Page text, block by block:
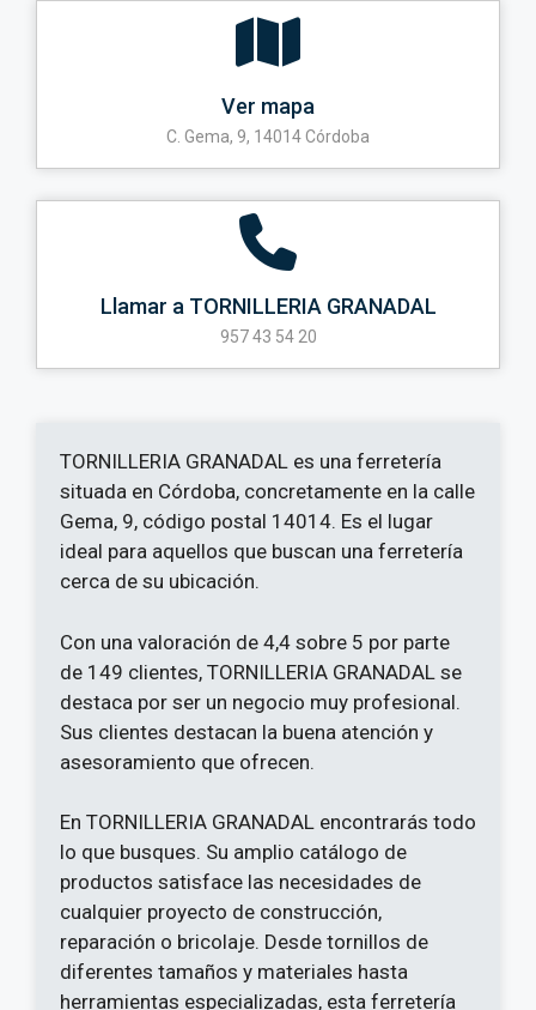
Ver mapa
C. Gema, 9, 14014 Córdoba
Llamar a TORNILLERIA GRANADAL
957 43 54 20
TORNILLERIA GRANADAL es una ferretería
situada en Córdoba, concretamente en la calle
Gema, 9, código postal 14014. Es el lugar
ideal para aquellos que buscan una ferretería
cerca de su ubicación.
Con una valoración de 4,4 sobre 5 por parte
de 149 clientes, TORNILLERIA GRANADAL se
destaca por ser un negocio muy profesional.
Sus clientes destacan la buena atención y
asesoramiento que ofrecen.
En TORNILLERIA GRANADAL encontrarás todo
lo que busques. Su amplio catálogo de
productos satisface las necesidades de
cualquier proyecto de construcción,
reparación o bricolaje. Desde tornillos de
diferentes tamaños y materiales hasta
herramientas especializadas, esta ferretería